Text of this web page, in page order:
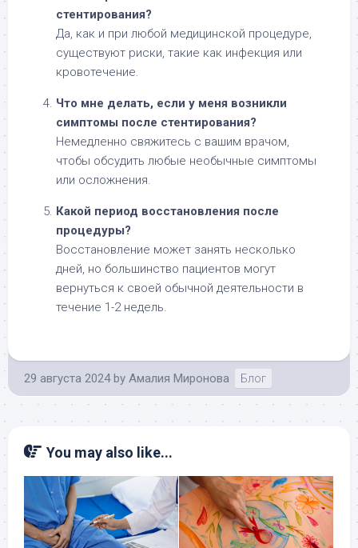
стентирования?
Да, как и при любой медицинской процедуре,
существуют риски, такие как инфекция или
кровотечение.
Что мне делать, если у меня возникли
симптомы после стентирования?
Немедленно свяжитесь с вашим врачом,
чтобы обсудить любые необычные симптомы
или осложнения.
Какой период восстановления после
процедуры?
Восстановление может занять несколько
дней, но большинство пациентов могут
вернуться к своей обычной деятельности в
течение 1-2 недель.
29 августа 2024 by Амалия Миронова Блог
You may also like...